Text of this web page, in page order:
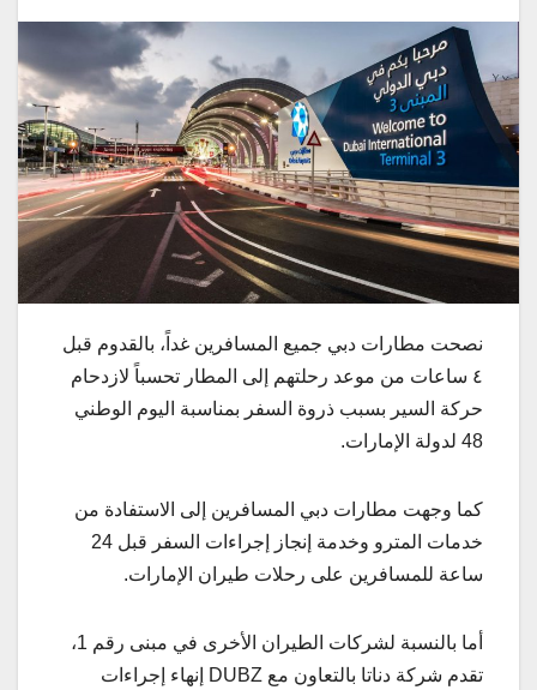
نصحت مطارات دبي جميع المسافرين غداً، بالقدوم قبل
٤ ساعات من موعد رحلتهم إلى المطار تحسباً لازدحام
حركة السير بسبب ذروة السفر بمناسبة اليوم الوطني
48 لدولة الإمارات.
كما وجهت مطارات دبي المسافرين إلى الاستفادة من
خدمات المترو وخدمة إنجاز إجراءات السفر قبل 24
ساعة للمسافرين على رحلات طيران الإمارات.
أما بالنسبة لشركات الطيران الأخرى في مبنى رقم 1،
تقدم شركة دناتا بالتعاون مع DUBZ إنهاء إجراءات